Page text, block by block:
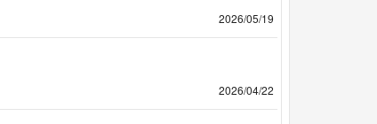
2026/05/19
2026/04/22